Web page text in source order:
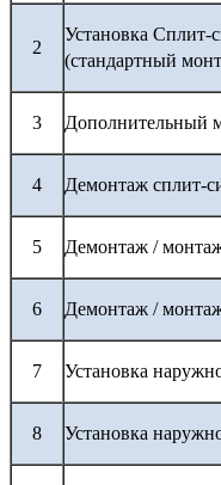
2
Установка Сплит-
(стандартный
3 Дополнительный
4 Демонтаж сплит-
5 Демонтаж /
6 Демонтаж /
7 Установка
8 Установка